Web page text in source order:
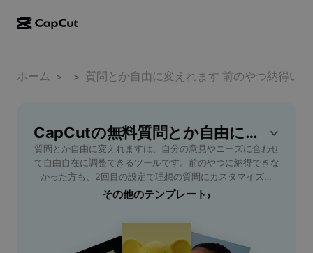
CapCutデスクトップ
CapCut Pad
CapCutモバイル
動画スタジオ
AI動画ジェネレーター
AI画像ジェネレーター
Dreamina Seedance 2.5
動画エディター＆ジェネレーター
画像エディター＆ジェネレーター
音声ジェネレーター＆エディター
ソーシャルメディアのテンプレート
その他
カレンダーのテンプレート
アニバーサリーのテンプレート
取り組み
アフィリエイト
パイオニアプログラム
クリエイティブパートナープログラム
ホーム > テンプレート
> 質問とか自由に変えれます 前のやつ納得い
CapCutの無料質問とか自由に変えれます 前のやつ納得いかなかったから2回目テンプレート
質問とか自由に変えれますは、自分の意見やニーズに合わせ
て自由自在に調整できるツールです。前のやつに納得できな
かった方も、2回目の設定で理想の質問にカスタマイズ可
能。直感的な編集機能によって、専門知識がなくても簡単に
トな質問を求めるユーザーにも最適です。柔軟なカスタマイ
ズ性と、すぐにでも実践できる使いやすさが特徴。あなたも
その他のテンプレート ›